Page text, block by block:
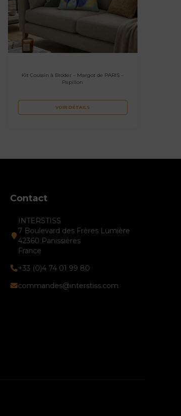
Kit Coussin à Broder – Margot de PARIS –
Papillon
VOIR DÉTAILS
Contact
INTERSTISS
7 Boulevard des Frères Lumière
42360 Panissières
France
+33 (0)4 74 01 99 80
commandes@interstiss.com